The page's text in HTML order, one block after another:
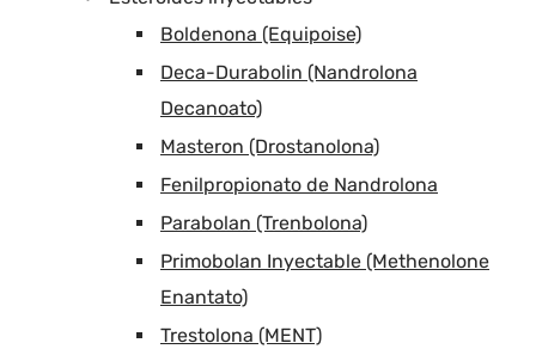
Boldenona (Equipoise)
Deca-Durabolin (Nandrolona
Decanoato)
Masteron (Drostanolona)
Fenilpropionato de Nandrolona
Parabolan (Trenbolona)
Primobolan Inyectable (Methenolone
Enantato)
Trestolona (MENT)